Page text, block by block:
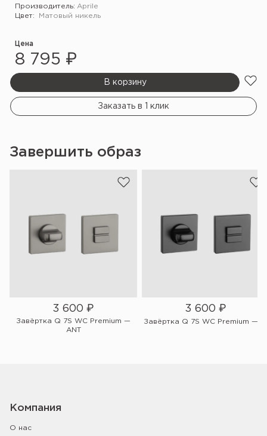
Производитель: Aprile
Цвет:
Матовый никель
Цена
8 795 ₽
В корзину
Заказать в 1 клик
Завершить образ
3 600 ₽
Завёртка Q 7S WC Premium —
ANT
3 600 ₽
Завёртка Q 7S WC Premium — Bl
Компания
О нас